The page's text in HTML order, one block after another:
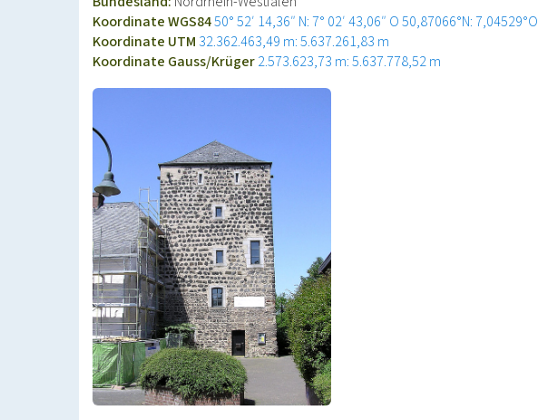
Koordinate WGS8450° 52′ 14,36″ N: 7° 02′ 43,06″ O50,87066°N: 7,04529°O
Koordinate UTM 32.362.463,49 m: 5.637.261,83 m
Koordinate Gauss/Krüger2.573.623,73 m: 5.637.778,52 m